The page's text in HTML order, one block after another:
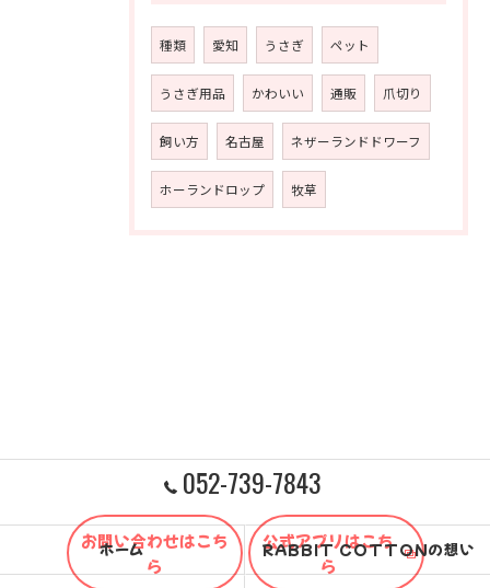
種類 愛知 うさぎ ペット
うさぎ用品 かわいい 通販 爪切り
飼い方 名古屋 ネザーランドドワーフ
ホーランドロップ 牧草
052-739-7843
お問い合わせはこち
ら
公式アプリはこち
ら
ホーム RABBIT COTTONの想い